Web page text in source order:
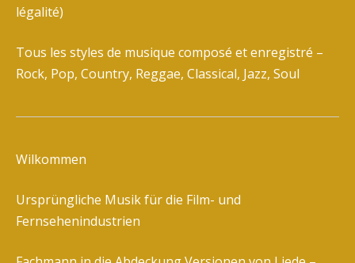
légalité)
Tous les styles de musique composé et enregistré –
Rock, Pop, Country, Reggae, Classical, Jazz, Soul
Wilkommen
Ursprüngliche Musik für die Film- und
Fernsehenindustrien